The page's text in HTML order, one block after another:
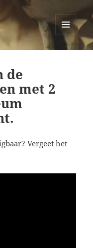
MENU
EN
de
met 2
Vergeet het